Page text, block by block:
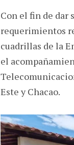
Con el fin de dar
requerimientos
cuadrillas de la
el
Este y Chacao.